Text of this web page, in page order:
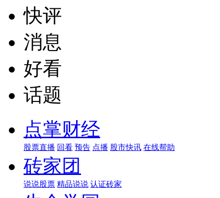
快评
消息
好看
话题
点掌财经
股票直播 回看 预告 点播 股市快讯 在线帮助
砖家团
说说股票 精品说说 认证砖家